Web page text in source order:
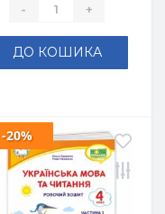
- +
ДО КОШИКА
-20%